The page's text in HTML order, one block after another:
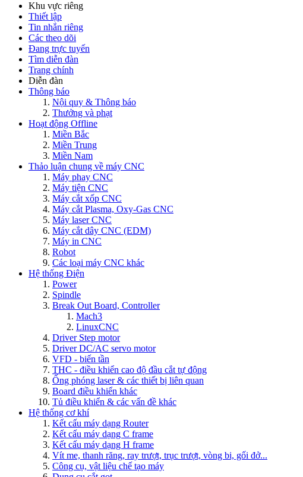
Khu vực riêng
Thiết lập
Tin nhắn riêng
Các theo dõi
Đang trực tuyến
Tìm diễn đàn
Trang chính
Diễn đàn
Thông báo
Nội quy & Thông báo
Thưởng và phạt
Hoạt động Offline
Miền Bắc
Miền Trung
Miền Nam
Thảo luận chung về máy CNC
Máy phay CNC
Máy tiện CNC
Máy cắt xốp CNC
Máy cắt Plasma, Oxy-Gas CNC
Máy laser CNC
Máy cắt dây CNC (EDM)
Máy in CNC
Robot
Các loại máy CNC khác
Hệ thống Điện
Power
Spindle
Break Out Board, Controller
Mach3
LinuxCNC
Driver Step motor
Driver DC/AC servo motor
VFD - biến tần
THC - điều khiển cao độ đầu cắt tự động
Ống phóng laser & các thiết bị liên quan
Board điều khiển khác
Tủ điều khiển & các vấn đề khác
Hệ thống cơ khí
Kết cấu máy dạng Router
Kết cấu máy dạng C frame
Kết cấu máy dạng H frame
Vít me, thanh răng, ray trượt, trục trượt, vòng bi, gối đở...
Công cụ, vật liệu chế tạo máy